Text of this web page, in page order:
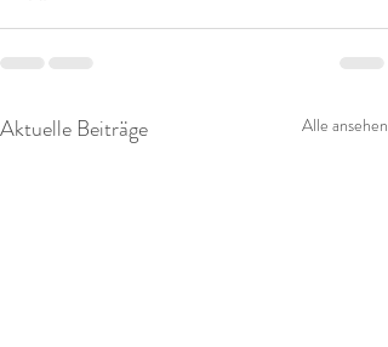
Aktuelle Beiträge Alle ansehen